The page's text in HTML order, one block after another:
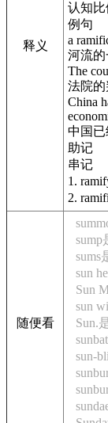
释义
认知比
例句
a
河流
The
法院的
China
中国已
助记
串记
1.
2.
随便看
sump
sums
sun
Sun
sun
Sun.
sun-